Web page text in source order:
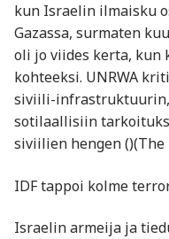
kun Israelin ilmaisku
Gazassa, surmaten
oli jo viides kerta,
kohteeksi. UNRWA
siviili-
sotilaallisiin
siviilien hengen ​()​(The
IDF tappoi kolme
Israelin armeija ja